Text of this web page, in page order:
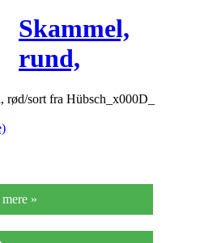
Skammel,
rund,
velour/metal,
sort fra Hübsch_x000D_
»